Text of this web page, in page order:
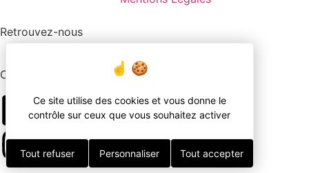
Retrouvez-nous
Chasse
Ce site utilise des cookies et vous donne le
contrôle sur ceux que vous souhaitez activer
Tout accepter
Tout refuser Personnaliser